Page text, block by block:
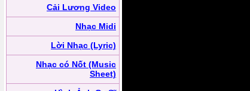
Cải Lương Video
Nhạc Midi
Lời Nhạc (Lyric)
Nhạc có Nốt (Music
Sheet)